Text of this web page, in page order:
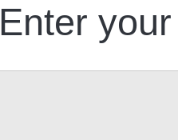
Enter